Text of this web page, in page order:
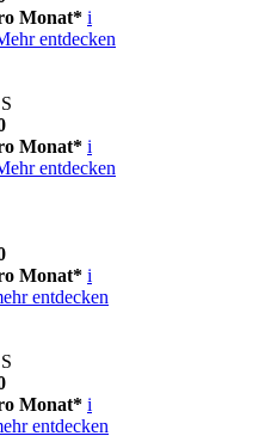
Monat* i
entdecken
Monat* i
entdecken
Monat* i
entdecken
Monat* i
entdecken